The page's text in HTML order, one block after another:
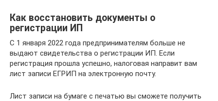
Как восстановить документы о
регистрации ИП
С 1 января 2022 года предпринимателям больше не
выдают свидетельства о регистрации ИП. Если
регистрация прошла успешно, налоговая направит вам
лист записи ЕГРИП на электронную почту.
Лист записи на бумаге с печатью вы сможете получить